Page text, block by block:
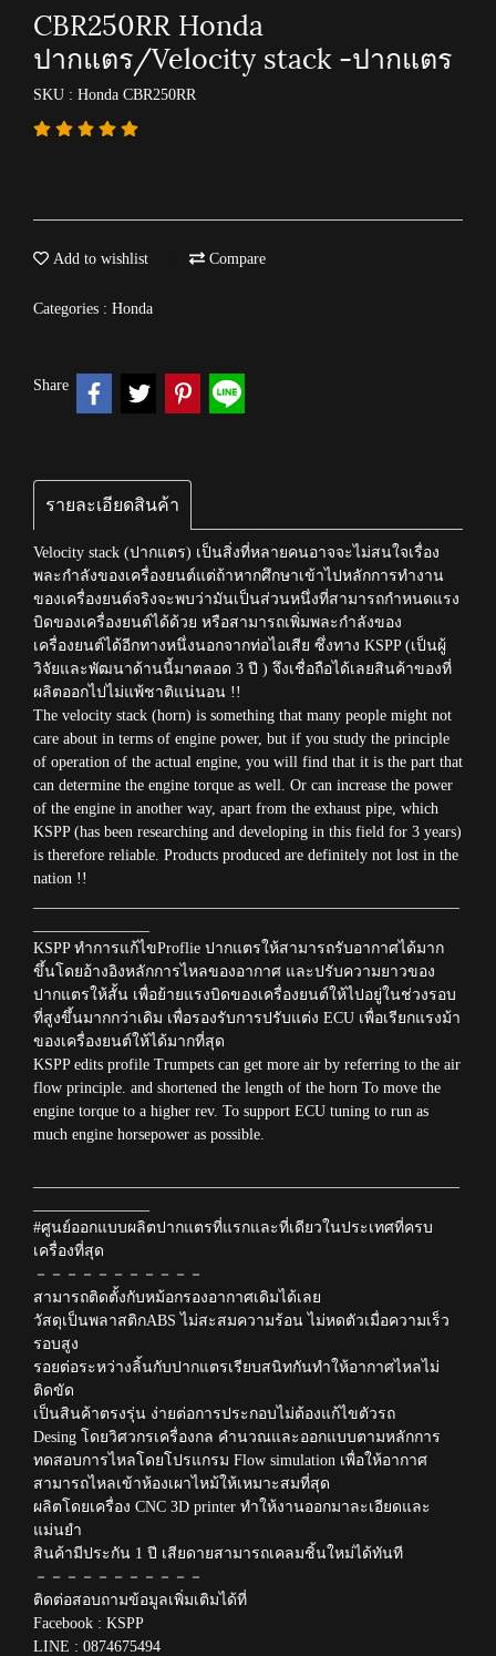
CBR250RR Honda
ปากแตร/Velocity stack -ปากแตร
SKU : Honda CBR250RR
Add to wishlist Compare
Categories : Honda
Share
รายละเอียดสินค้า
Velocity stack (ปากแตร) เป็นสิ่งที่หลายคนอาจจะไม่สนใจเรื่อง
พละกำลังของเครื่องยนต์แต่ถ้าหากศึกษาเข้าไปหลักการทำงาน
ของเครื่องยนต์จริงจะพบว่ามันเป็นส่วนหนึ่งที่สามารถกำหนดแรง
บิดของเครื่องยนต์ได้ด้วย หรือสามารถเพิ่มพละกำลังของ
เครื่องยนต์ได้อีกทางหนึ่งนอกจากท่อไอเสีย ซึ่งทาง KSPP (เป็นผู้
วิจัยและพัฒนาด้านนี้มาตลอด 3 ปี ) จึงเชื่อถือได้เลยสินค้าของที่
ผลิตออกไปไม่แพ้ชาติแน่นอน !!
The velocity stack (horn) is something that many people might not
care about in terms of engine power, but if you study the principle
of operation of the actual engine, you will find that it is the part that
can determine the engine torque as well. Or can increase the power
of the engine in another way, apart from the exhaust pipe, which
KSPP (has been researching and developing in this field for 3 years)
is therefore reliable. Products produced are definitely not lost in the
nation !!
KSPP ทำการแก้ไขProflie ปากแตรให้สามารถรับอากาศได้มาก
ขึ้นโดยอ้างอิงหลักการไหลของอากาศ และปรับความยาวของ
ปากแตรให้สั้น เพื่อย้ายแรงบิดของเครื่องยนต์ให้ไปอยู่ในช่วงรอบ
ที่สูงขึ้นมากกว่าเดิม เพื่อรองรับการปรับแต่ง ECU เพื่อเรียกแรงม้า
ของเครื่องยนต์ให้ได้มากที่สุด
KSPP edits profile Trumpets can get more air by referring to the air
flow principle. and shortened the length of the horn To move the
engine torque to a higher rev. To support ECU tuning to run as
much engine horsepower as possible.
#ศูนย์ออกแบบผลิตปากแตรที่แรกและที่เดียวในประเทศที่ครบ
เครื่องที่สุด
－－－－－－－－－－－
สามารถติดตั้งกับหม้อกรองอากาศเดิมได้เลย
วัสดุเป็นพลาสติกABS ไม่สะสมความร้อน ไม่หดตัวเมื่อความเร็ว
รอบสูง
รอยต่อระหว่างลิ้นกับปากแตรเรียบสนิทกันทำให้อากาศไหลไม่
ติดขัด
เป็นสินค้าตรงรุ่น ง่ายต่อการประกอบไม่ต้องแก้ไขตัวรถ
Desing โดยวิศวกรเครื่องกล คำนวณและออกแบบตามหลักการ
ทดสอบการไหลโดยโปรแกรม Flow simulation เพื่อให้อากาศ
สามารถไหลเข้าห้องเผาไหม้ให้เหมาะสมที่สุด
ผลิตโดยเครื่อง CNC 3D printer ทำให้งานออกมาละเอียดและ
แม่นยำ
สินค้ามีประกัน 1 ปี เสียดายสามารถเคลมชิ้นใหม่ได้ทันที
－－－－－－－－－－－
ติดต่อสอบถามข้อมูลเพิ่มเติมได้ที่
Facebook : KSPP
LINE : 0874675494